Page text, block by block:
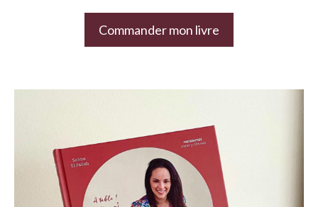
Commander mon livre